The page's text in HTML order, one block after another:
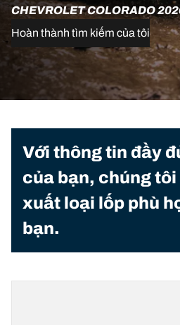
CHEVROLET COLORADO
Hoàn thành tìm kiếm của tôi
Với thông tin đầy
của bạn, chúng tôi
xuất loại lốp phù
bạn.